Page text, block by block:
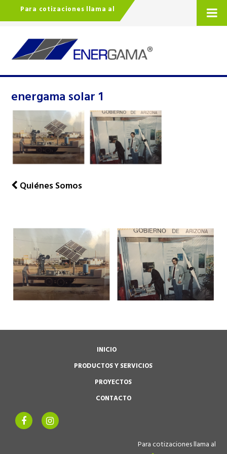
Para cotizaciones llama al
energama solar 1
Quiénes Somos
INICIO
PRODUCTOS Y SERVICIOS
PROYECTOS
CONTACTO
Para cotizaciones llama al